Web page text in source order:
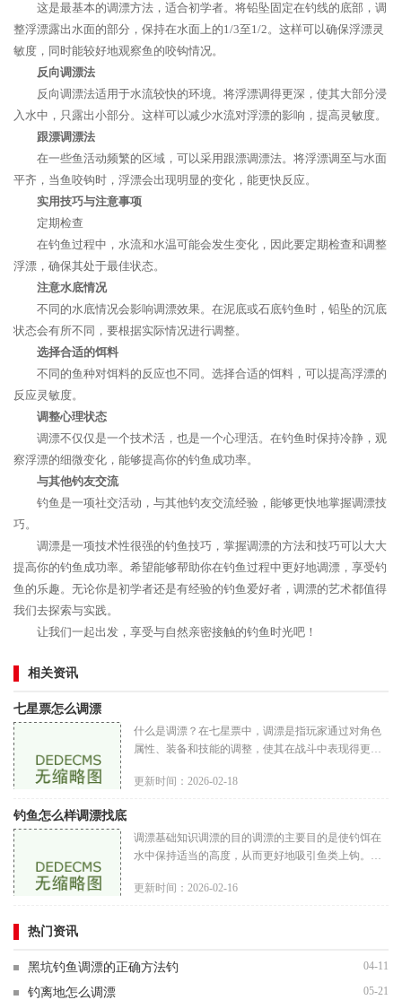
这是最基本的调漂方法，适合初学者。将铅坠固定在钓线的底部，调
整浮漂露出水面的部分，保持在水面上的1/3至1/2。这样可以确保浮漂灵
敏度，同时能较好地观察鱼的咬钩情况。
反向调漂法
反向调漂法适用于水流较快的环境。将浮漂调得更深，使其大部分浸
入水中，只露出小部分。这样可以减少水流对浮漂的影响，提高灵敏度。
跟漂调漂法
在一些鱼活动频繁的区域，可以采用跟漂调漂法。将浮漂调至与水面
平齐，当鱼咬钩时，浮漂会出现明显的变化，能更快反应。
实用技巧与注意事项
定期检查
在钓鱼过程中，水流和水温可能会发生变化，因此要定期检查和调整
浮漂，确保其处于最佳状态。
注意水底情况
不同的水底情况会影响调漂效果。在泥底或石底钓鱼时，铅坠的沉底
状态会有所不同，要根据实际情况进行调整。
选择合适的饵料
不同的鱼种对饵料的反应也不同。选择合适的饵料，可以提高浮漂的
反应灵敏度。
调整心理状态
调漂不仅仅是一个技术活，也是一个心理活。在钓鱼时保持冷静，观
察浮漂的细微变化，能够提高你的钓鱼成功率。
与其他钓友交流
钓鱼是一项社交活动，与其他钓友交流经验，能够更快地掌握调漂技
巧。
调漂是一项技术性很强的钓鱼技巧，掌握调漂的方法和技巧可以大大
提高你的钓鱼成功率。希望能够帮助你在钓鱼过程中更好地调漂，享受钓
鱼的乐趣。无论你是初学者还是有经验的钓鱼爱好者，调漂的艺术都值得
我们去探索与实践。
让我们一起出发，享受与自然亲密接触的钓鱼时光吧！
相关资讯
七星票怎么调漂
什么是调漂？在七星票中，调漂是指玩家通过对角色
属性、装备和技能的调整，使其在战斗中表现得更加
色的潜力。调漂不仅可以提
更新时间：2026-02-18
钓鱼怎么样调漂找底
调漂基础知识调漂的目的调漂的主要目的是使钓饵在
水中保持适当的高度，从而更好地吸引鱼类上钩。通
鱼儿的咬钩信号。浮漂的种
更新时间：2026-02-16
热门资讯
黑坑钓鱼调漂的正确方法钓 04-11
钓离地怎么调漂 05-21